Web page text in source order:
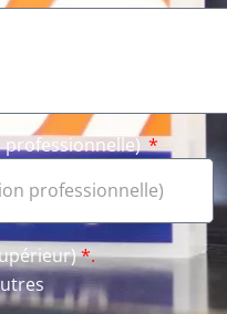
professionnelle)
*.